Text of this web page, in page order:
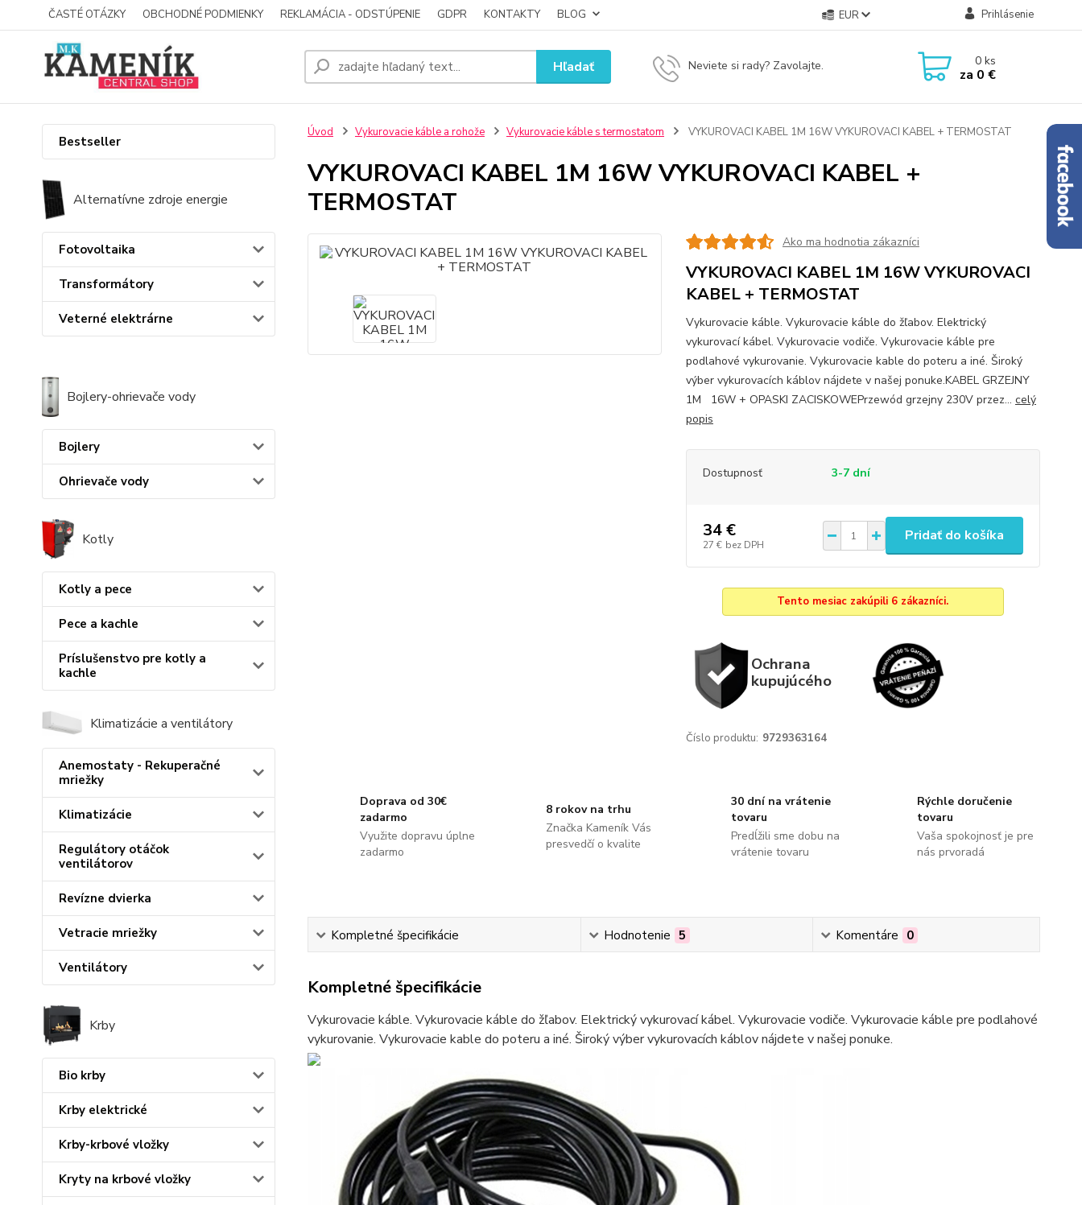
ČASTÉ OTÁZKY OBCHODNÉ PODMIENKY REKLAMÁCIA - ODSTÚPENIE GDPR KONTAKTY BLOG EUR Prihlásenie
Hľadať Neviete si rady? Zavolajte. 0ks
za 0 €
Bestseller
Alternatívne zdroje energie
Fotovoltaika
Transformátory
Veterné elektrárne
Bojlery-ohrievače vody
Bojlery
Ohrievače vody
Kotly
Kotly a pece
Pece a kachle
Príslušenstvo pre kotly a
kachle
Klimatizácie a ventilátory
Anemostaty - Rekuperačné
mriežky
Klimatizácie
Regulátory otáčok
ventilátorov
Revízne dvierka
Vetracie mriežky
Ventilátory
Krby
Bio krby
Krby elektrické
Krby-krbové vložky
Kryty na krbové vložky
Úvod Vykurovacie káble a rohože Vykurovacie káble s termostatom VYKUROVACI KABEL 1M 16W VYKUROVACI KABEL + TERMOSTAT
VYKUROVACI KABEL 1M 16W VYKUROVACI KABEL +
TERMOSTAT
Ako ma hodnotia zákazníci
VYKUROVACI KABEL 1M 16W VYKUROVACI
KABEL + TERMOSTAT
Vykurovacie káble. Vykurovacie káble do žľabov. Elektrický
vykurovací kábel. Vykurovacie vodiče. Vykurovacie káble pre
podlahové vykurovanie. Vykurovacie kable do poteru a iné. Široký
výber vykurovacích káblov nájdete v našej ponuke.KABEL GRZEJNY
1M 16W + OPASKI ZACISKOWEPrzewód grzejny 230V przez... celý
popis
Dostupnosť 3-7 dní
34 €
27 € bez DPH
Pridať do košíka
Tento mesiac zakúpili 6 zákazníci.
Ochrana
kupujúcého
Číslo produktu: 9729363164
Doprava od 30€
zadarmo
Využite dopravu úplne
zadarmo
8 rokov na trhu
Značka Kameník Vás
presvedčí o kvalite
30 dní na vrátenie
tovaru
Predĺžili sme dobu na
vrátenie tovaru
Rýchle doručenie
tovaru
Vaša spokojnosť je pre
nás prvoradá
Kompletné špecifikácie Hodnotenie 5 Komentáre 0
Kompletné špecifikácie
Vykurovacie káble. Vykurovacie káble do žľabov. Elektrický vykurovací kábel. Vykurovacie vodiče. Vykurovacie káble pre podlahové
vykurovanie. Vykurovacie kable do poteru a iné. Široký výber vykurovacích káblov nájdete v našej ponuke.